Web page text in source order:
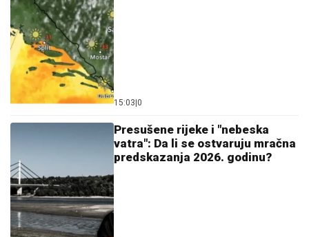
15:03 0
Presušene rijeke i "nebeska
vatra": Da li se ostvaruju mračna
predskazanja 2026. godinu?